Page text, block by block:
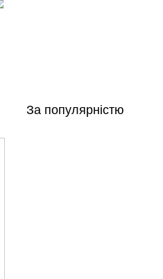
За популярністю